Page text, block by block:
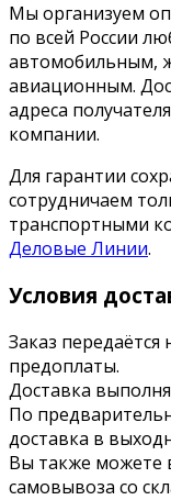
Мы организуем
по всей России
автомобильным,
авиационным.
адреса
компании.
Для гарантии
сотрудничаем
транспортными
Деловые Линии.
Условия
Заказ передаётся
предоплаты.
Доставка
По
доставка в
Вы также можете
самовывоза со